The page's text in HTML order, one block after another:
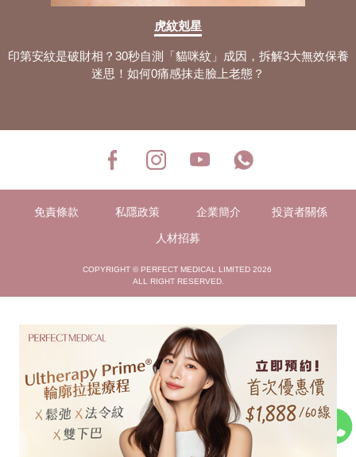
虎紋剋星
印第安紋是破財相？30秒自測「貓咪紋」成因，拆解3大無效保養
迷思！如何0痛感抹走臉上老態？
免責條款 私隱政策 企業簡介 投資者關係
人材招募
COPYRIGHT © PERFECT MEDICAL LIMITED 2026
ALL RIGHT RESERVED.